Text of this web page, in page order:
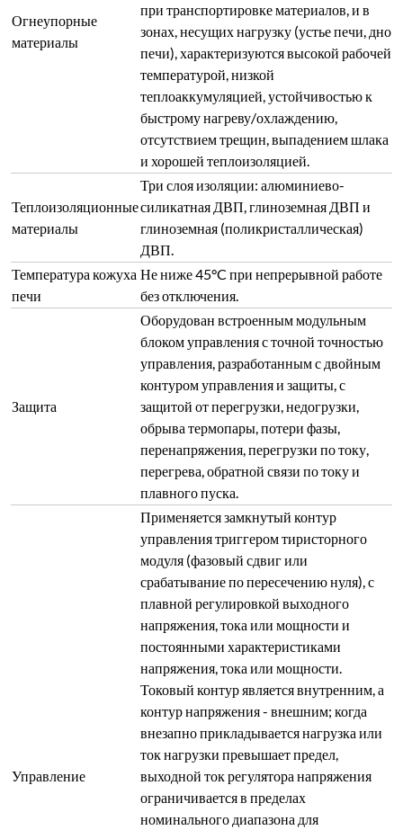
Огнеупорные
материалы
при транспортировке материалов, и в
зонах, несущих нагрузку (устье печи, дно
печи), характеризуются высокой рабочей
температурой, низкой
теплоаккумуляцией, устойчивостью к
быстрому нагреву/охлаждению,
отсутствием трещин, выпадением шлака
и хорошей теплоизоляцией.
Теплоизоляционные
материалы
Три слоя изоляции: алюминиево-
силикатная ДВП, глиноземная ДВП и
глиноземная (поликристаллическая)
ДВП.
Температура кожуха
печи
Не ниже 45°C при непрерывной работе
без отключения.
Защита
Оборудован встроенным модульным
блоком управления с точной точностью
управления, разработанным с двойным
контуром управления и защиты, с
защитой от перегрузки, недогрузки,
обрыва термопары, потери фазы,
перенапряжения, перегрузки по току,
перегрева, обратной связи по току и
плавного пуска.
Управление
Применяется замкнутый контур
управления триггером тиристорного
модуля (фазовый сдвиг или
срабатывание по пересечению нуля), с
плавной регулировкой выходного
напряжения, тока или мощности и
постоянными характеристиками
напряжения, тока или мощности.
Токовый контур является внутренним, а
контур напряжения - внешним; когда
внезапно прикладывается нагрузка или
ток нагрузки превышает предел,
выходной ток регулятора напряжения
ограничивается в пределах
номинального диапазона для